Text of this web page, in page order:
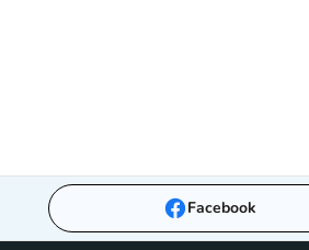
Facebook